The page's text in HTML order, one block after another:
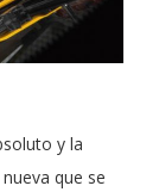
y la
que se